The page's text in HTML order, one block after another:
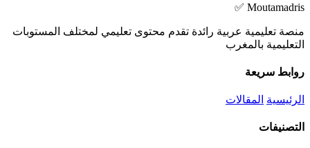
Moutamadris ✅
منصة تعليمية عربية رائدة تقدم محتوى تعليمي لمختلف المستوبات
التعليمية بالمغرب
روابط سريعة
الرئيسية المقالات
التصنيفات